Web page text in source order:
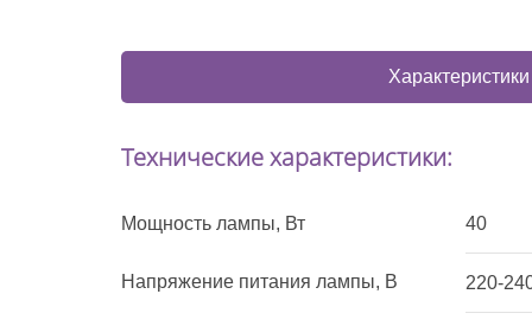
Характеристики
Технические характеристики:
Мощность лампы, Вт 40
Напряжение питания лампы, В 220-